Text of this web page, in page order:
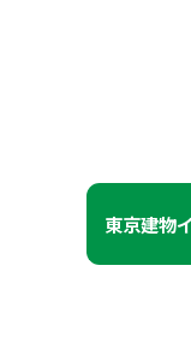
東京建物